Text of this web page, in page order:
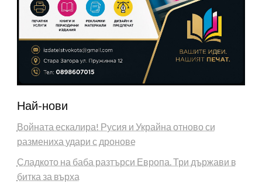
Най-нови
Войната ескалира! Русия и Украйна отново си
размениха удари с дронове
Сладкото на баба разтърси Европа. Три държави в
битка за върха